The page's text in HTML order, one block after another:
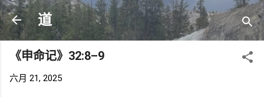
跳至主要内容
道
《申命记》32:8–9
六月 21, 2025